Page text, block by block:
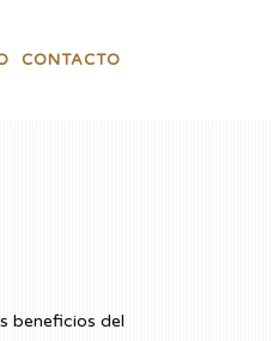
CONTACTO
beneficios del